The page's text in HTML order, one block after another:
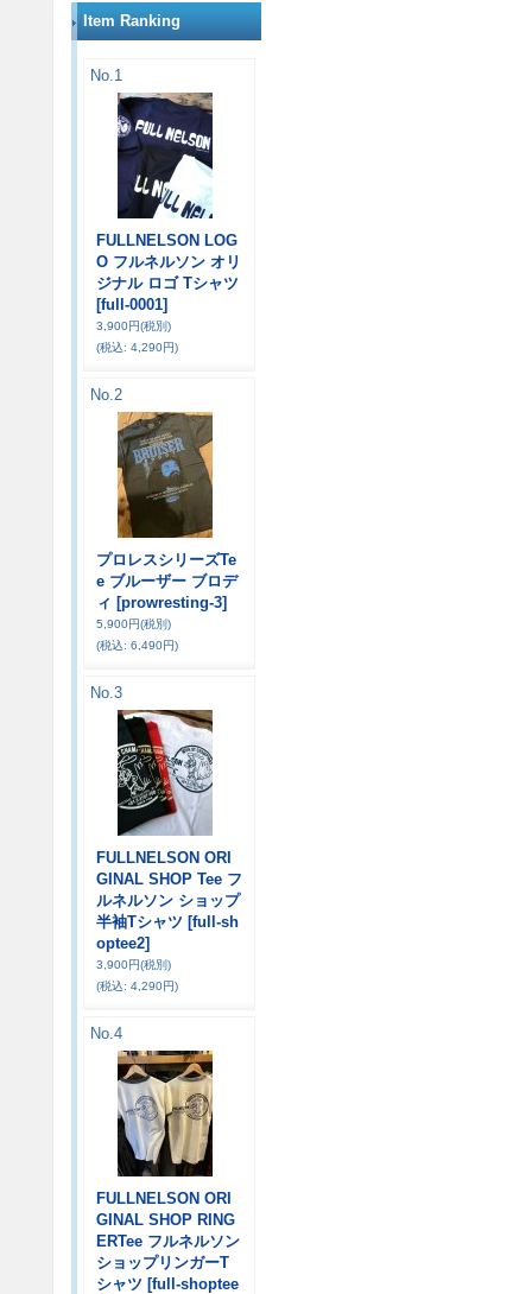
Item Ranking
No.1
FULLNELSON LOG
O フルネルソン オリ
ジナル ロゴ Tシャツ
[full-0001]
3,900円(税別)
(税込: 4,290円)
No.2
プロレスシリーズTe
e ブルーザー ブロデ
ィ [prowresting-3]
5,900円(税別)
(税込: 6,490円)
No.3
FULLNELSON ORI
GINAL SHOP Tee フ
ルネルソン ショップ
半袖Tシャツ [full-sh
optee2]
3,900円(税別)
(税込: 4,290円)
No.4
FULLNELSON ORI
GINAL SHOP RING
ERTee フルネルソン
ショップリンガーT
シャツ [full-shoptee